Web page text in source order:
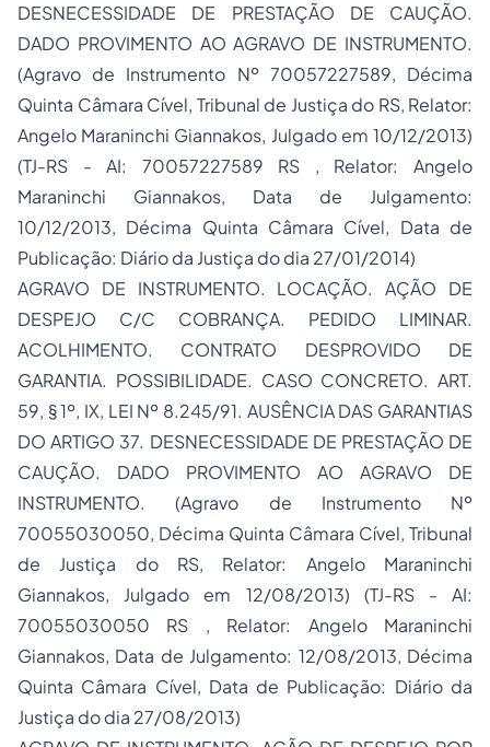
DESNECESSIDADE DE PRESTAÇÃO DE CAUÇÃO.
DADO PROVIMENTO AO AGRAVO DE INSTRUMENTO.
(Agravo de Instrumento Nº 70057227589, Décima
Quinta Câmara Cível, Tribunal de Justiça do RS, Relator:
Angelo Maraninchi Giannakos, Julgado em 10/12/2013)
(TJ-RS - AI: 70057227589 RS , Relator: Angelo
Maraninchi Giannakos, Data de Julgamento:
10/12/2013, Décima Quinta Câmara Cível, Data de
Publicação: Diário da Justiça do dia 27/01/2014)
AGRAVO DE INSTRUMENTO. LOCAÇÃO. AÇÃO DE
DESPEJO C/C COBRANÇA. PEDIDO LIMINAR.
ACOLHIMENTO. CONTRATO DESPROVIDO DE
GARANTIA. POSSIBILIDADE. CASO CONCRETO. ART.
59, § 1º, IX, LEI Nº 8.245/91. AUSÊNCIA DAS GARANTIAS
DO ARTIGO 37. DESNECESSIDADE DE PRESTAÇÃO DE
CAUÇÃO. DADO PROVIMENTO AO AGRAVO DE
INSTRUMENTO. (Agravo de Instrumento Nº
70055030050, Décima Quinta Câmara Cível, Tribunal
de Justiça do RS, Relator: Angelo Maraninchi
Giannakos, Julgado em 12/08/2013) (TJ-RS - AI:
70055030050 RS , Relator: Angelo Maraninchi
Giannakos, Data de Julgamento: 12/08/2013, Décima
Quinta Câmara Cível, Data de Publicação: Diário da
Justiça do dia 27/08/2013)